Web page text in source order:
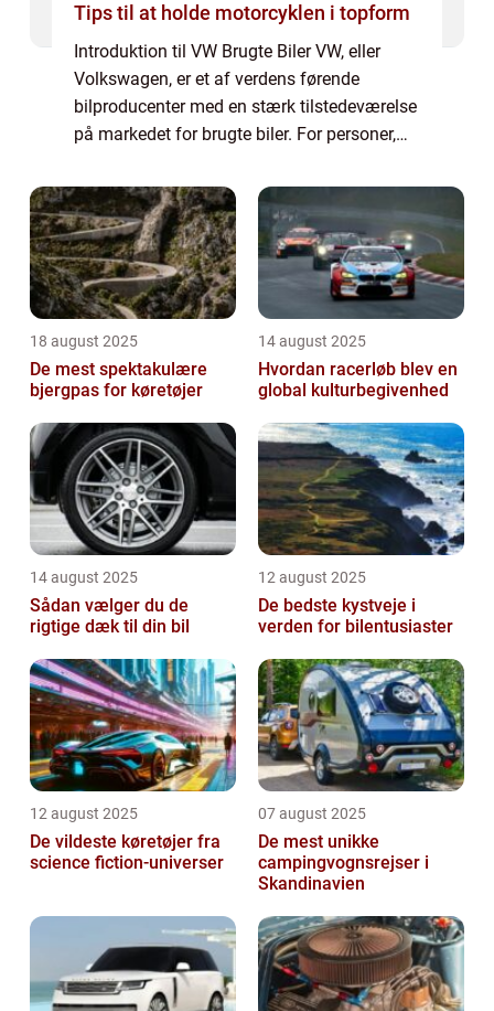
Tips til at holde motorcyklen i topform
Introduktion til VW Brugte Biler VW, eller
Volkswagen, er et af verdens førende
bilproducenter med en stærk tilstedeværelse
på markedet for brugte biler. For personer,
det vigtigt at have nøjagtig vide...
18 august 2025
De mest spektakulære
bjergpas for køretøjer
14 august 2025
Hvordan racerløb blev en
global kulturbegivenhed
14 august 2025
Sådan vælger du de
rigtige dæk til din bil
12 august 2025
De bedste kystveje i
verden for bilentusiaster
12 august 2025
De vildeste køretøjer fra
science fiction-universer
07 august 2025
De mest unikke
campingvognsrejser i
Skandinavien